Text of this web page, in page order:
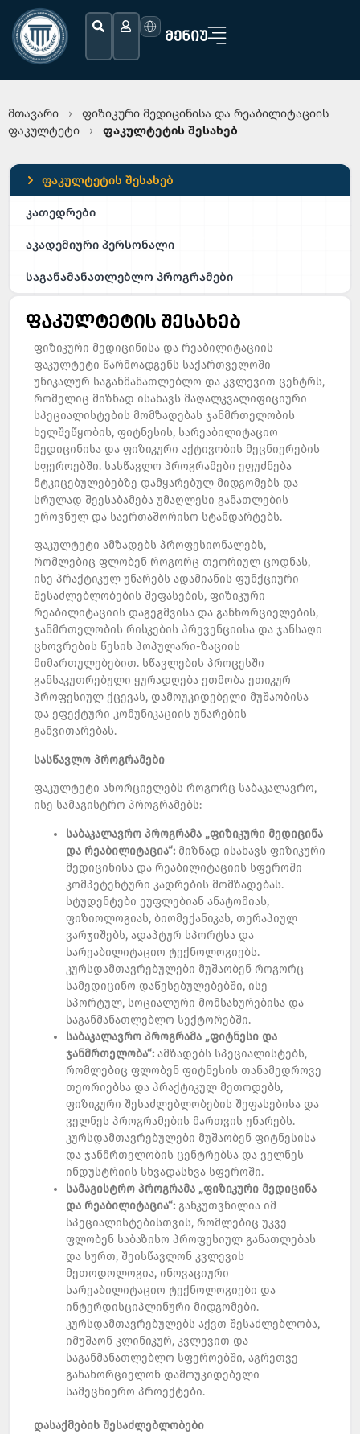
ᲛᲔᲜᲘᲣ
მთავარი ›
ფიზიკური მედიცინისა და რეაბილიტაციის
ფაკულტეტი
› ფაკულტეტის შესახებ
ფაკულტეტის შესახებ
ფიზიკური მედიცინისა და რეაბილიტაციის
ფაკულტეტი წარმოადგენს საქართველოში
უნიკალურ საგანმანათლებლო და კვლევით ცენტრს,
რომელიც მიზნად ისახავს მაღალკვალიფიციური
სპეციალისტების მომზადებას ჯანმრთელობის
ხელშეწყობის, ფიტნესის, სარეაბილიტაციო
მედიცინისა და ფიზიკური აქტივობის მეცნიერების
სფეროებში. სასწავლო პროგრამები ეფუძნება
მტკიცებულებებზე დამყარებულ მიდგომებს და
სრულად შეესაბამება უმაღლესი განათლების
ეროვნულ და საერთაშორისო სტანდარტებს.
ფაკულტეტი ამზადებს პროფესიონალებს,
რომლებიც ფლობენ როგორც თეორიულ ცოდნას,
ისე პრაქტიკულ უნარებს ადამიანის ფუნქციური
შესაძლებლობების შეფასების, ფიზიკური
რეაბილიტაციის დაგეგმვისა და განხორციელების,
ჯანმრთელობის რისკების პრევენციისა და ჯანსაღი
ცხოვრების წესის პოპულარი-ზაციის
მიმართულებებით. სწავლების პროცესში
განსაკუთრებული ყურადღება ეთმობა ეთიკურ
პროფესიულ ქცევას, დამოუკიდებელი მუშაობისა
და ეფექტური კომუნიკაციის უნარების
განვითარებას.
სასწავლო პროგრამები
ფაკულტეტი ახორციელებს როგორც საბაკალავრო,
ისე სამაგისტრო პროგრამებს:
საბაკალავრო პროგრამა „ფიზიკური მედიცინა
და რეაბილიტაცია“: მიზნად ისახავს ფიზიკური
მედიცინისა და რეაბილიტაციის სფეროში
კომპეტენტური კადრების მომზადებას.
სტუდენტები ეუფლებიან ანატომიას,
ფიზიოლოგიას, ბიომექანიკას, თერაპიულ
ვარჯიშებს, ადაპტურ სპორტსა და
სარეაბილიტაციო ტექნოლოგიებს.
კურსდამთავრებულები მუშაობენ როგორც
სამედიცინო დაწესებულებებში, ისე
სპორტულ, სოციალური მომსახურებისა და
საგანმანათლებლო სექტორებში.
საბაკალავრო პროგრამა „ფიტნესი და
ჯანმრთელობა“: ამზადებს სპეციალისტებს,
რომლებიც ფლობენ ფიტნესის თანამედროვე
თეორიებსა და პრაქტიკულ მეთოდებს,
ფიზიკური შესაძლებლობების შეფასებისა და
ველნეს პროგრამების მართვის უნარებს.
კურსდამთავრებულები მუშაობენ ფიტნესისა
და ჯანმრთელობის ცენტრებსა და ველნეს
ინდუსტრიის სხვადასხვა სფეროში.
სამაგისტრო პროგრამა „ფიზიკური მედიცინა
და რეაბილიტაცია“: განკუთვნილია იმ
სპეციალისტებისთვის, რომლებიც უკვე
ფლობენ საბაზისო პროფესიულ განათლებას
და სურთ, შეისწავლონ კვლევის
მეთოდოლოგია, ინოვაციური
სარეაბილიტაციო ტექნოლოგიები და
ინტერდისციპლინური მიდგომები.
კურსდამთავრებულებს აქვთ შესაძლებლობა,
იმუშაონ კლინიკურ, კვლევით და
საგანმანათლებლო სფეროებში, აგრეთვე
განახორციელონ დამოუკიდებელი
სამეცნიერო პროექტები.
დასაქმების შესაძლებლობები
ფაკულტეტის შესახებ
კათედრები
აკადემიური პერსონალი
საგანამანათლებლო პროგრამები